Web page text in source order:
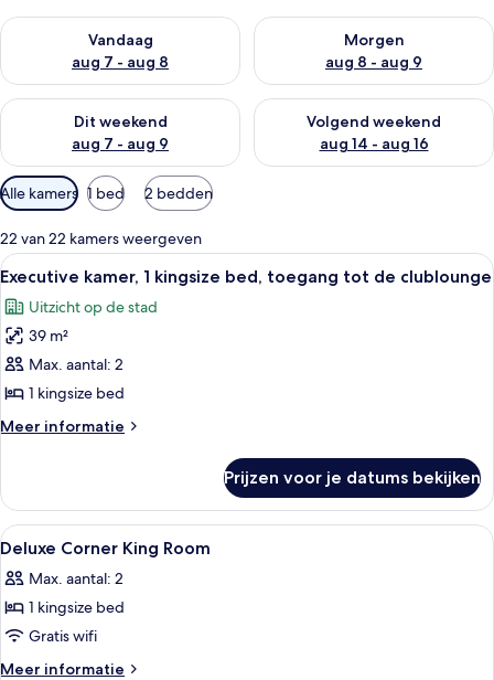
Vandaag
aug 7 - aug 8
De beschikbaarheid controleren voor vanavond aug 7 - aug 8
Morgen
aug 8 - aug 9
De beschikbaarheid
Dit weekend
aug 7 - aug 9
De beschikbaarheid controleren voor dit weekend aug 7 -
Volgend weekend
aug 14 - aug 16
De beschikbaarheid
Beschikbare
filters
voor
kamers
Alle kamers 1 bed 2 bedden
22 van 22 kamers weergeven
Alle
foto's
voor
Executive
kamer,
1
kingsize
bed,
tot
de
clublounge
laden
Een hotelkamer met een groot bed,
5
Executive kamer, 1 kingsize bed, toegang tot de clublounge
Uitzicht op de stad
39 m²
Max. aantal: 2
1 kingsize bed
Meer informatie
Meer
kamer,
kingsize
toegang
tot
clublounge
Prijzen voor je datums bekijken
Alle
foto's
voor
Deluxe
Corner
King
Een hotelkamer met een bed, een
3
Deluxe Corner King Room
Max. aantal: 2
1 kingsize bed
Gratis wifi
Meer informatie
Meer